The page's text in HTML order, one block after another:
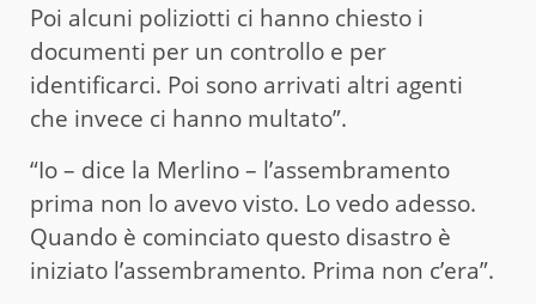
Poi alcuni poliziotti ci hanno chiesto i
documenti per un controllo e per
identificarci. Poi sono arrivati altri agenti
che invece ci hanno multato”.
“Io – dice la Merlino – l’assembramento
prima non lo avevo visto. Lo vedo adesso.
Quando è cominciato questo disastro è
iniziato l’assembramento. Prima non c’era”.